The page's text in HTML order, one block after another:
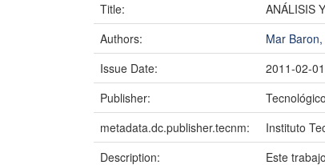
Title:
ANÁLISIS
Authors:
Mar
Issue Date:
2011-02-01
Publisher:
metadata.dc.publisher.tecnm:
Instituto
Description:
Este